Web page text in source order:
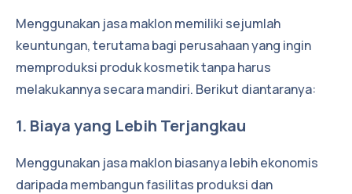
Menggunakan jasa maklon memiliki sejumlah
keuntungan, terutama bagi perusahaan yang ingin
memproduksi produk kosmetik tanpa harus
melakukannya secara mandiri. Berikut diantaranya:
1. Biaya yang Lebih Terjangkau
Menggunakan jasa maklon biasanya lebih ekonomis
daripada membangun fasilitas produksi dan